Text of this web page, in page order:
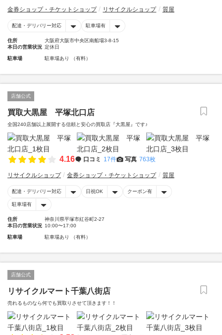
金券ショップ・チケットショップ リサイクルショップ 質屋
配達・デリバリー対応 駐車場有
住所
大阪府大阪市中央区南船場3-8-15
本日の営業状況 定休日
駐車場 駐車場あり （有料）
店舗公式
買取大黒屋 平塚北口店
全国240店舗以上展開する信頼と安心の買取店『大黒屋』です♪
4.16 口コミ 17件 写真 763枚
リサイクルショップ 金券ショップ・チケットショップ 質屋
配達・デリバリー対応 日祝OK クーポン有
駐車場有
住所
神奈川県平塚市紅谷町2-27
本日の営業状況 10:00〜17:00
駐車場 駐車場あり （有料）
店舗公式
リサイクルマート千葉八街店
売れるものなら何でも買取りさせて頂きます！！